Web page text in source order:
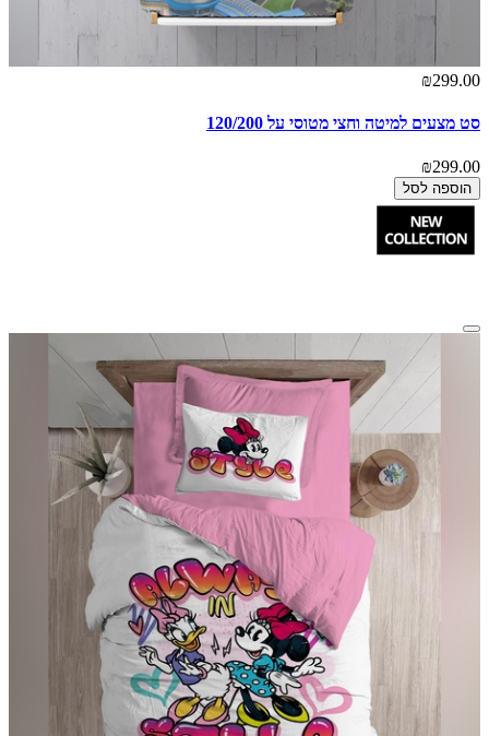
₪299.00
סט מצעים למיטה וחצי מטוסי על 120/200
₪299.00
הוספה לסל